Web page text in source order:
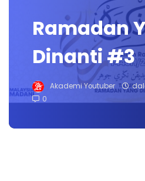
Ramadan
Dinanti #3
Akademi Youtuber
0